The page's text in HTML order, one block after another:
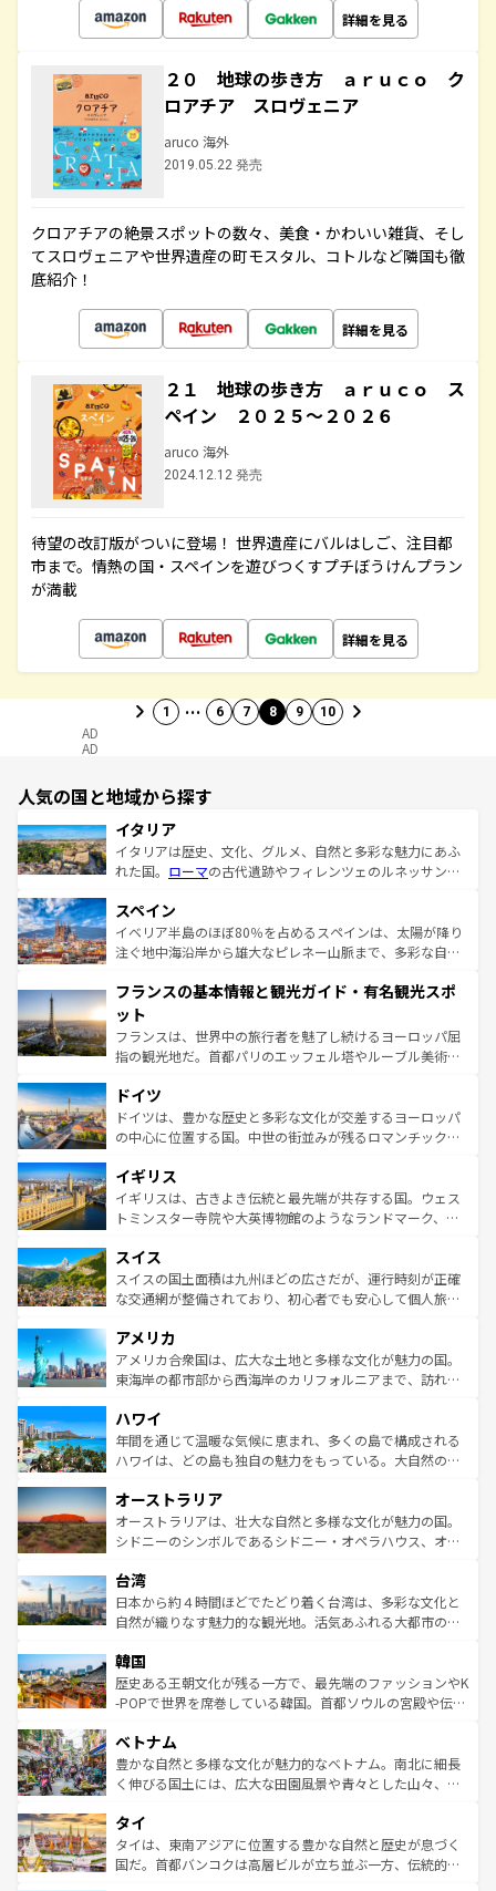
詳細を見る
２０ 地球の歩き方 ａｒｕｃｏ ク
ロアチア スロヴェニア
aruco 海外
2019.05.22 発売
クロアチアの絶景スポットの数々、美食・かわいい雑貨、そし
てスロヴェニアや世界遺産の町モスタル、コトルなど隣国も徹
底紹介！
詳細を見る
２１ 地球の歩き方 ａｒｕｃｏ ス
ペイン ２０２５～２０２６
aruco 海外
2024.12.12 発売
待望の改訂版がついに登場！ 世界遺産にバルはしご、注目都
市まで。情熱の国・スペインを遊びつくすプチぼうけんプラン
が満載
詳細を見る
1 … 6 7 8 9 10
AD
AD
人気の国と地域から探す
イタリア
イタリアは歴史、文化、グルメ、自然と多彩な魅力にあふ
れた国。 ローマの古代遺跡やフィレンツェのルネッサンス
ろん、トスカーナの美しい田園風景やアマルフィ海岸の絶
景など、自然景観も見逃せない。観光の合間には、本場の
ピザやパスタなど、絶品のイタリア料理を堪能することも
ませてくれるイタリアで、忘れられない旅をしてみよう！
なお、新着のイタリア情報は
しい。
スペイン
イベリア半島のほぼ80％を占めるスペインは、太陽が降り
注ぐ地中海沿岸から雄大なピレネー山脈まで、多彩な自然
文化が根付くこの国では、情熱的なフラメンコ、熱気あふ
れる闘牛、そして美味しいタパスが生活の一部となってい
る。首都マドリードの洗練された雰囲気や、バルセロナの
アートに溢れた街角から、地方では古代ローマ遺跡や中世
せる。地方によって風土や気候が異なるスペインはその個
性で訪れる人を魅了する。 なお、新着のスペイン情報は コ
ンテンツ一覧を参照してほしい。
フランスの基本情報と観光ガイド・有名観光スポ
ット
フランスは、世界中の旅行者を魅了し続けるヨーロッパ屈
指の観光地だ。首都パリのエッフェル塔やルーブル美術館
で、幅広い魅力が詰まっている。華麗な宮殿、歴史的な大
聖堂、美しいビーチ、そして豊かな自然が、訪れる者を心
から魅了する。また、フランスは美食の国としても知ら
いる。シャンパンの発祥地であるランス、プロヴァンスの
香り高いラベンダー畑など、多彩な楽しみ方が可能だ。さ
らに、パリ以外の地域にも魅力が溢れており、どの街角に
れる地方に足を運ぶとそれぞれで全く異なる文化を体験で
きるだろう。 なお、新着のフランス情報はコンテンツ一覧
を参照してほしい。
ドイツ
ドイツは、豊かな歴史と多彩な文化が交差するヨーロッパ
の中心に位置する国。中世の街並みが残るロマンチック街
顔を持つこの国は、どこを歩いても飽きることがない。ベ
ルリンの文化的活気、バイエルン州のアルプスの絶景、そ
してライン川沿いのワイン畑といった風景は必見。ビール
は、お酒好きな人にはぜひ体験してほしい。 なお、新着の
ドイツ情報はコンテンツ一覧を参照してほしい。
イギリス
イギリスは、古きよき伝統と最先端が共存する国。ウェス
トミンスター寺院や大英博物館のようなランドマーク、歴
リアごとに異なる魅力がある。また、優雅なアフタヌーン
ティー、ビール好きにはたまらない英国パブ、サッカー観
戦など、本場だからこそできる体験も豊富。イギリスを旅
ンツ一覧を参照してほしい。
スイス
スイスの国土面積は九州ほどの広さだが、運行時刻が正確
な交通網が整備されており、初心者でも安心して個人旅行
の建物がそのまま残る町や、スイスならではのユニークな
博物館もあり、アルプス観光だけでなく町歩きも満喫する
ことができる。国民の所得が高いため物価も高いが、旅行
ば市内交通費無料で観光を楽しむこともできる。 なお、新
着のスイス情報はコンテンツ一覧 を参照してほしい。
アメリカ
アメリカ合衆国は、広大な土地と多様な文化が魅力の国。
東海岸の都市部から西海岸のカリフォルニアまで、訪れる
のような巨大都市は、観光、ショッピング、エンターテイ
ンメントが詰まった刺激的なスポットだ。一方、アメリカ
西部には大自然が広がり、グランドキャニオンやイエロー
部のニューオーリンズでは、音楽と美食が融合した独特の
文化が魅力。旅行者はアメリカの各地域で異なる魅力を楽
しみながら、その多様性と豊かな歴史を感じることができ
ならではの贅沢な旅のスタイルだ。 なお、新着のアメリカ
情報はコンテンツ一覧を参照してほしい。
ハワイ
年間を通じて温暖な気候に恵まれ、多くの島で構成される
ハワイは、どの島も独自の魅力をもっている。大自然の神
ワイ島は見逃せない。また、定番の観光地といえばオアフ
島だが、静かな自然を求めるならマウイ島やカウアイ島が
おすすめ。エメラルドグリーンに輝く海をはじめ、豊かな
れるおもてなしの心で訪れる人々を迎えてくれるハワイの
人々、おいしいローカルフードやハワイアンミュージッ
ク、伝統的なフラダンスなど、すべてがハワイの魅力を彩
ワイを、存分に味わってほしい。 なお、新着のハワイ情報
はコンテンツ一覧を参照してほしい。
オーストラリア
オーストラリアは、壮大な自然と多様な文化が魅力の国。
シドニーのシンボルであるシドニー・オペラハウス、オー
リアリーフや大陸中央部にそびえるウルル（エアーズロッ
ク）、タスマニアの美しい原生林やケアンズの熱帯雨林な
ど、見どころがたくさん。また、カフェやワイン、オージ
いる。アクティビティも充実しており、サーフィンやダイ
ビング、ハイキングなど、アウトドア好きにはたまらな
い。オーストラリアの多彩な魅力を存分に味わいつくそ
参照してほしい。
台湾
日本から約４時間ほどでたどり着く台湾は、多彩な文化と
自然が織りなす魅力的な観光地。活気あふれる大都市の台
ン）、静ひつな山岳地帯である台湾東部など、都市の喧騒
と山間の静けさが共存しており、訪れる人に新しい発見と
驚きをもたらしてくれる。また、奥深い台湾の食文化も魅
容にもいいと評判のスイーツなど、バラエティ豊かな料理
が味わえる。 なお、新着の台湾情報は コンテンツ一覧を参
照してほしい。
韓国
歴史ある王朝文化が残る一方で、最先端のファッションやK
-POPで世界を席巻している韓国。首都ソウルの宮殿や伝統
き、地方に足を延ばせば四季折々の自然美を楽しむことが
できる。そして、キムチや焼肉、絶品のストリートフード
まで、さまざまな韓国料理が待っている。夜には、韓国な
リティに包まれながら、韓国の多彩な魅力を心ゆくまで味
わってみてほしい。 なお、新着の韓国情報はコンテンツ一
覧を参照してほしい。
ベトナム
豊かな自然と多様な文化が魅力的なベトナム。南北に細長
く伸びる国土には、広大な田園風景や青々とした山々、世
急速な発展と共に伝統が息づく。ハノイの古い町並みやホ
ーチミン市のフランス統治時代の建物も、独特の雰囲気を
醸し出している。また、バラエティの豊かさとおいしさで
タイ
タイは、東南アジアに位置する豊かな自然と歴史が息づく
国だ。首都バンコクは高層ビルが立ち並ぶ一方、伝統的な